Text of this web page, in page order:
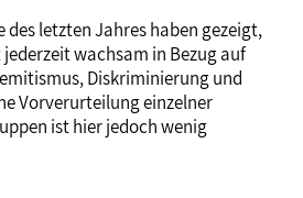
des letzten Jahres haben gezeigt,
wachsam in Bezug auf
Diskriminierung und
Vorverurteilung einzelner
ist hier jedoch wenig